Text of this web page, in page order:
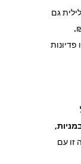
גם
,
זו עם